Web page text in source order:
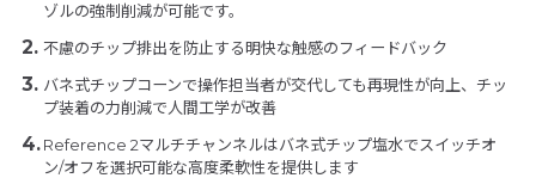
ゾルの強制削減が可能です。
不慮のチップ排出を防止する明快な触感のフィードバック
バネ式チップコーンで操作担当者が交代しても再現性が向上、チッ
プ装着の力削減で人間工学が改善
Reference 2マルチチャンネルはバネ式チップ塩水でスイッチオ
ン/オフを選択可能な高度柔軟性を提供します